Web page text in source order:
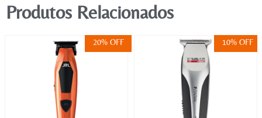
Produtos Relacionados
20% OFF 10% OFF